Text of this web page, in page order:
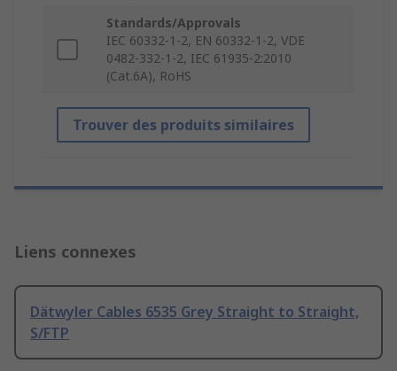
Standards/Approvals
IEC 60332-1-2, EN 60332-1-2, VDE
0482-332-1-2, IEC 61935-2:2010
(Cat.6A), RoHS
Trouver des produits similaires
Liens connexes
Dätwyler Cables 6535 Grey Straight to Straight,
S/FTP